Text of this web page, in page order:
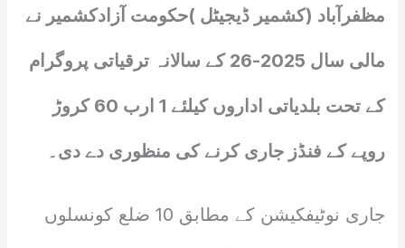
مظفرآباد (کشمیر ڈیجیٹل )حکومت آزادکشمیر نے
مالی سال 2025-26 کے سالانہ ترقیاتی پروگرام
کے تحت بلدیاتی اداروں کیلئے 1 ارب 60 کروڑ
روپے کے فنڈز جاری کرنے کی منظوری دے دی۔
جاری نوٹیفکیشن کے مطابق 10 ضلع کونسلوں